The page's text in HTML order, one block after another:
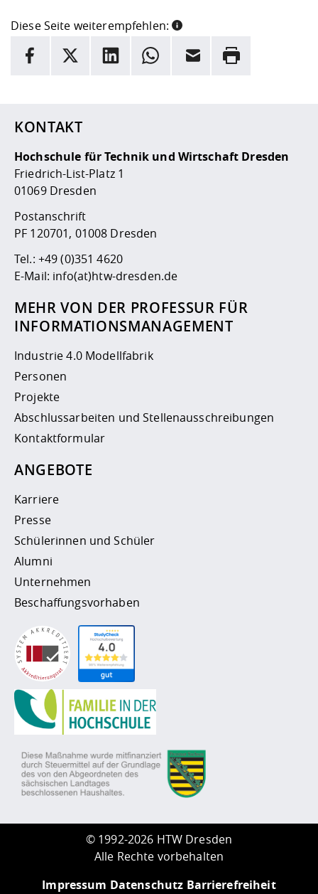
Diese Seite weiterempfehlen:
INFORMATION
Facebook
X LinkedInWhatsappE-Mail Drucken
KONTAKT
Hochschule für Technik und Wirtschaft Dresden
Friedrich-List-Platz 1
01069 Dresden
Postanschrift
PF 120701, 01008 Dresden
Tel.: +49 (0)351 4620
E-Mail: info(at)htw-dresden.de
MEHR VON DER PROFESSUR FÜR
INFORMATIONSMANAGEMENT
Industrie 4.0 Modellfabrik
Personen
Projekte
Abschlussarbeiten und Stellenausschreibungen
Kontaktformular
ANGEBOTE
Karriere
Presse
Schülerinnen und Schüler
Alumni
Unternehmen
Beschaffungsvorhaben
© 1992-2026 HTW Dresden
Alle Rechte vorbehalten
Impressum Datenschutz Barrierefreiheit